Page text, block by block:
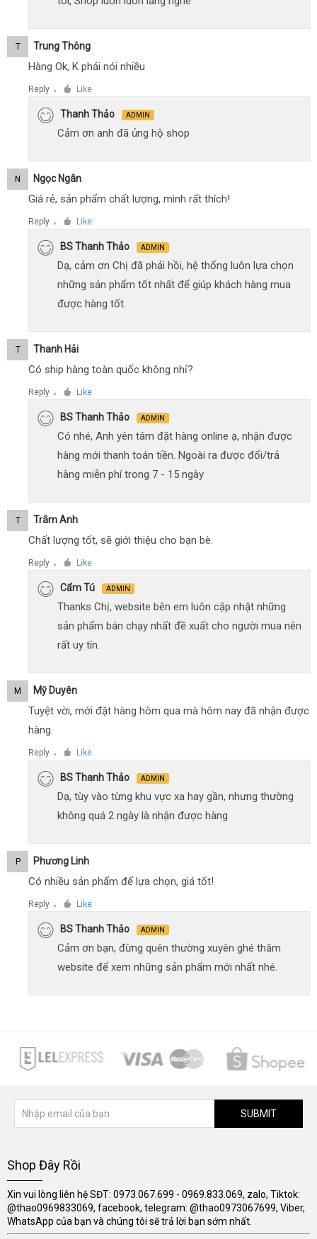
T Trung Thông
Hàng Ok, K phải nói nhiều
Reply ● Like
Thanh Thảo ADMIN
Cảm ơn anh đã ủng hộ shop
N Ngọc Ngân
Giá rẻ, sản phẩm chất lượng, mình rất thích!
Reply ● Like
BS Thanh Thảo ADMIN
Dạ, cảm ơn Chị đã phải hồi, hệ thống luôn lựa chọn
những sản phẩm tốt nhất để giúp khách hàng mua
được hàng tốt.
T Thanh Hải
Có ship hàng toàn quốc không nhỉ?
Reply ● Like
BS Thanh Thảo ADMIN
Có nhé, Anh yên tâm đặt hàng online ạ, nhận được
hàng mới thanh toán tiền. Ngoài ra được đổi/trả
hàng miễn phí trong 7 - 15 ngày
T Trâm Anh
Chất lượng tốt, sẽ giới thiệu cho bạn bè.
Reply ● Like
Cẩm Tú ADMIN
Thanks Chị, website bên em luôn cập nhật những
sản phẩm bán chạy nhất đề xuất cho người mua nên
rất uy tín.
M Mỹ Duyên
Tuyệt vời, mới đặt hàng hôm qua mà hôm nay đã nhận được
hàng.
Reply ● Like
BS Thanh Thảo ADMIN
Dạ, tùy vào từng khu vực xa hay gần, nhưng thường
không quá 2 ngày là nhận được hàng
P Phương Linh
Có nhiều sản phẩm để lựa chọn, giá tốt!
Reply ● Like
BS Thanh Thảo ADMIN
Cảm ơn bạn, đừng quên thường xuyên ghé thăm
website để xem những sản phẩm mới nhất nhé.
SUBMIT
Shop Đây Rồi
Xin vui lòng liên hệ SĐT: 0973.067.699 - 0969.833.069, zalo, Tiktok:
@thao0969833069, facebook, telegram: @thao0973067699, Viber,
WhatsApp của bạn và chúng tôi sẽ trả lời bạn sớm nhất.